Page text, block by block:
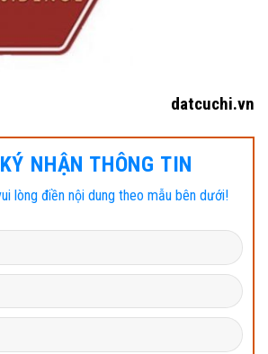
datcuchi.vn
NHẬN THÔNG TIN
lòng điền nội dung theo mẫu bên dưới!